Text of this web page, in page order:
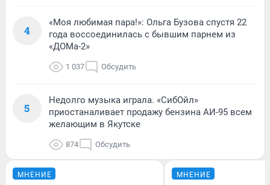
4
«Моя любимая пара!»: Ольга Бузова спустя 22
года воссоединилась с бывшим парнем из
«ДОМа-2»
1 037 Обсудить
5
Недолго музыка играла. «СибОйл»
приостаналивает продажу бензина АИ-95 всем
желающим в Якутске
874 Обсудить
МНЕНИЕ МНЕНИЕ